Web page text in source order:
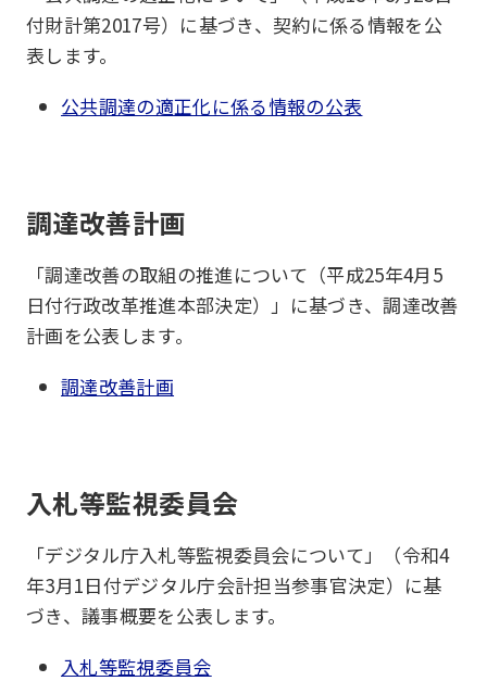
付財計第2017号）に基づき、契約に係る情報を公
表します。
公共調達の適正化に係る情報の公表
調達改善計画
「調達改善の取組の推進について（平成25年4月5
日付行政改革推進本部決定）」に基づき、調達改善
計画を公表します。
調達改善計画
入札等監視委員会
「デジタル庁入札等監視委員会について」（令和4
年3月1日付デジタル庁会計担当参事官決定）に基
づき、議事概要を公表します。
入札等監視委員会